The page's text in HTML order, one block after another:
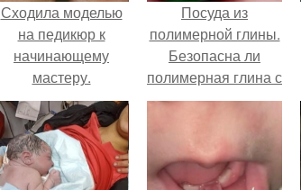
Сходила моделью
на педикюр к
начинающему
мастеру.
Посуда из
полимерной глины.
Безопасна ли
полимерная глина с
пищевыми